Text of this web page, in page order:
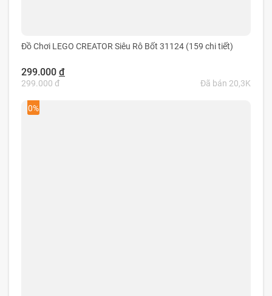
Đồ Chơi LEGO CREATOR Siêu Rô Bốt 31124 (159 chi tiết)
299.000 đ
299.000 đ Đã bán 20,3K
0%